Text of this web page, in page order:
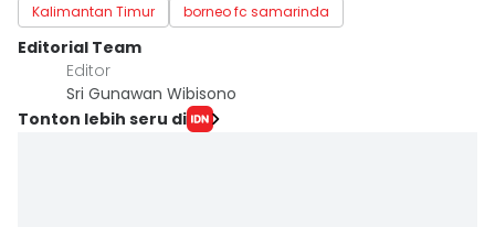
Kalimantan Timur borneo fc samarinda
Editorial Team
Editor
Sri Gunawan Wibisono
Tonton lebih seru di